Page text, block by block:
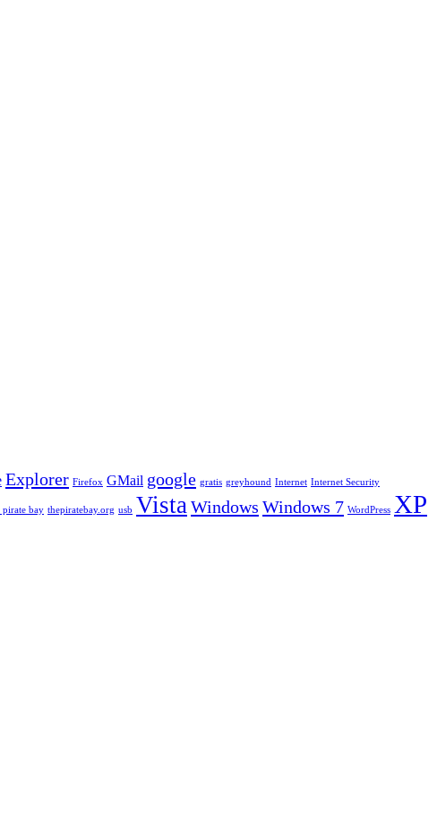
Explorer Firefox GMail google gratis greyhound Internet Internet Security
pirate bay thepiratebay.org usb Vista Windows Windows 7 WordPress XP